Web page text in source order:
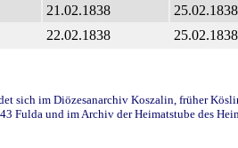
21.02.1838 25.02.1838
22.02.1838 25.02.1838
sich im Diözesanarchiv Koszalin, früher
Fulda und im Archiv der Heimatstube des